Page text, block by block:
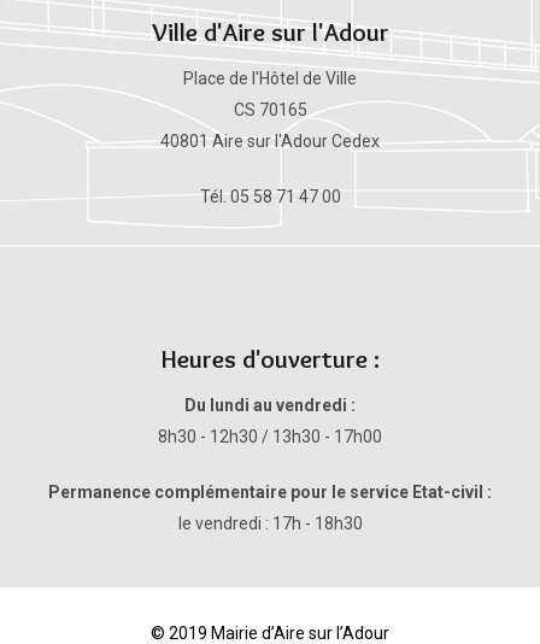
Ville d'Aire sur l'Adour
Place de l'Hôtel de Ville
CS 70165
40801 Aire sur l'Adour Cedex
Tél. 05 58 71 47 00
Heures d'ouverture :
Du lundi au vendredi :
8h30 - 12h30 / 13h30 - 17h00
Permanence complémentaire pour le service Etat-civil :
le vendredi : 17h - 18h30
© 2019 Mairie d’Aire sur l’Adour